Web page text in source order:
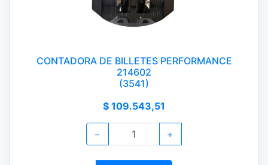
CONTADORA DE BILLETES PERFORMANCE
214602
(3541)
$ 109.543,51
− +